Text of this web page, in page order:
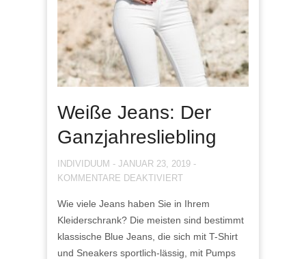
Weiße Jeans: Der
Ganzjahresliebling
INDIVIDUUM - JANUAR 23, 2019 -
KOMMENTARE DEAKTIVIERTFÜR
EANS: D
ER G
ANZJAHRESLIEBLING
Wie viele Jeans haben Sie in Ihrem
Kleiderschrank? Die meisten sind bestimmt
klassische Blue Jeans, die sich mit T-Shirt
und Sneakers sportlich-lässig, mit Pumps